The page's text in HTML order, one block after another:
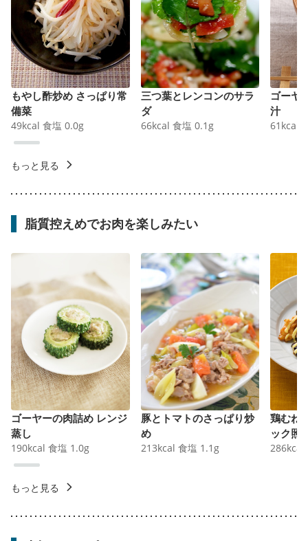
もやし酢炒め さっぱり常
備菜
49kcal 食塩 0.0g
三つ葉とレンコンのサラ
ダ
66kcal 食塩 0.1 g
ゴーヤ
汁
61 kcal
もっと見る
脂質控えめでお肉を楽しみたい
ゴーヤーの肉詰め レンジ
蒸し
190kcal 食塩 1.0g
豚とトマトのさっぱり炒
め
213kcal 食塩 1.1 g
鶏むね
ック照
286kcal
もっと見る